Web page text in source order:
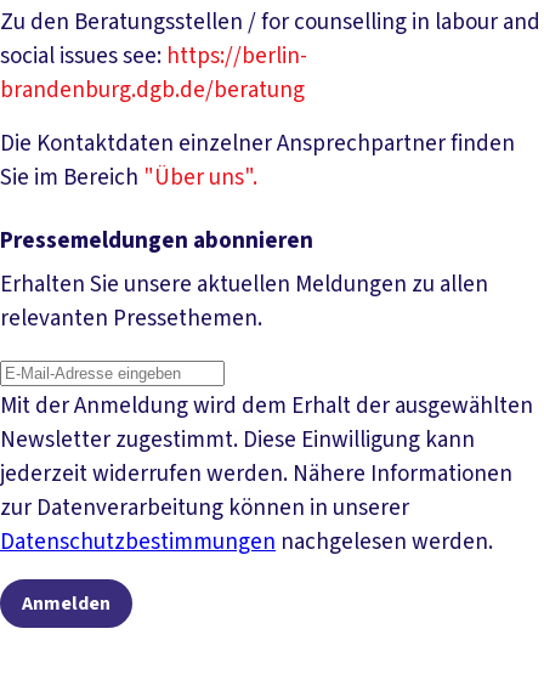
Zu den Beratungsstellen / for counselling in labour and
social issues see: https://berlin-
brandenburg.dgb.de/beratung
Die Kontaktdaten einzelner Ansprechpartner finden
Sie im Bereich "Über uns".
Pressemeldungen abonnieren
Erhalten Sie unsere aktuellen Meldungen zu allen
relevanten Pressethemen.
Mit der Anmeldung wird dem Erhalt der ausgewählten
Newsletter zugestimmt. Diese Einwilligung kann
jederzeit widerrufen werden. Nähere Informationen
zur Datenverarbeitung können in unserer
Datenschutzbestimmungen nachgelesen werden.
Anmelden